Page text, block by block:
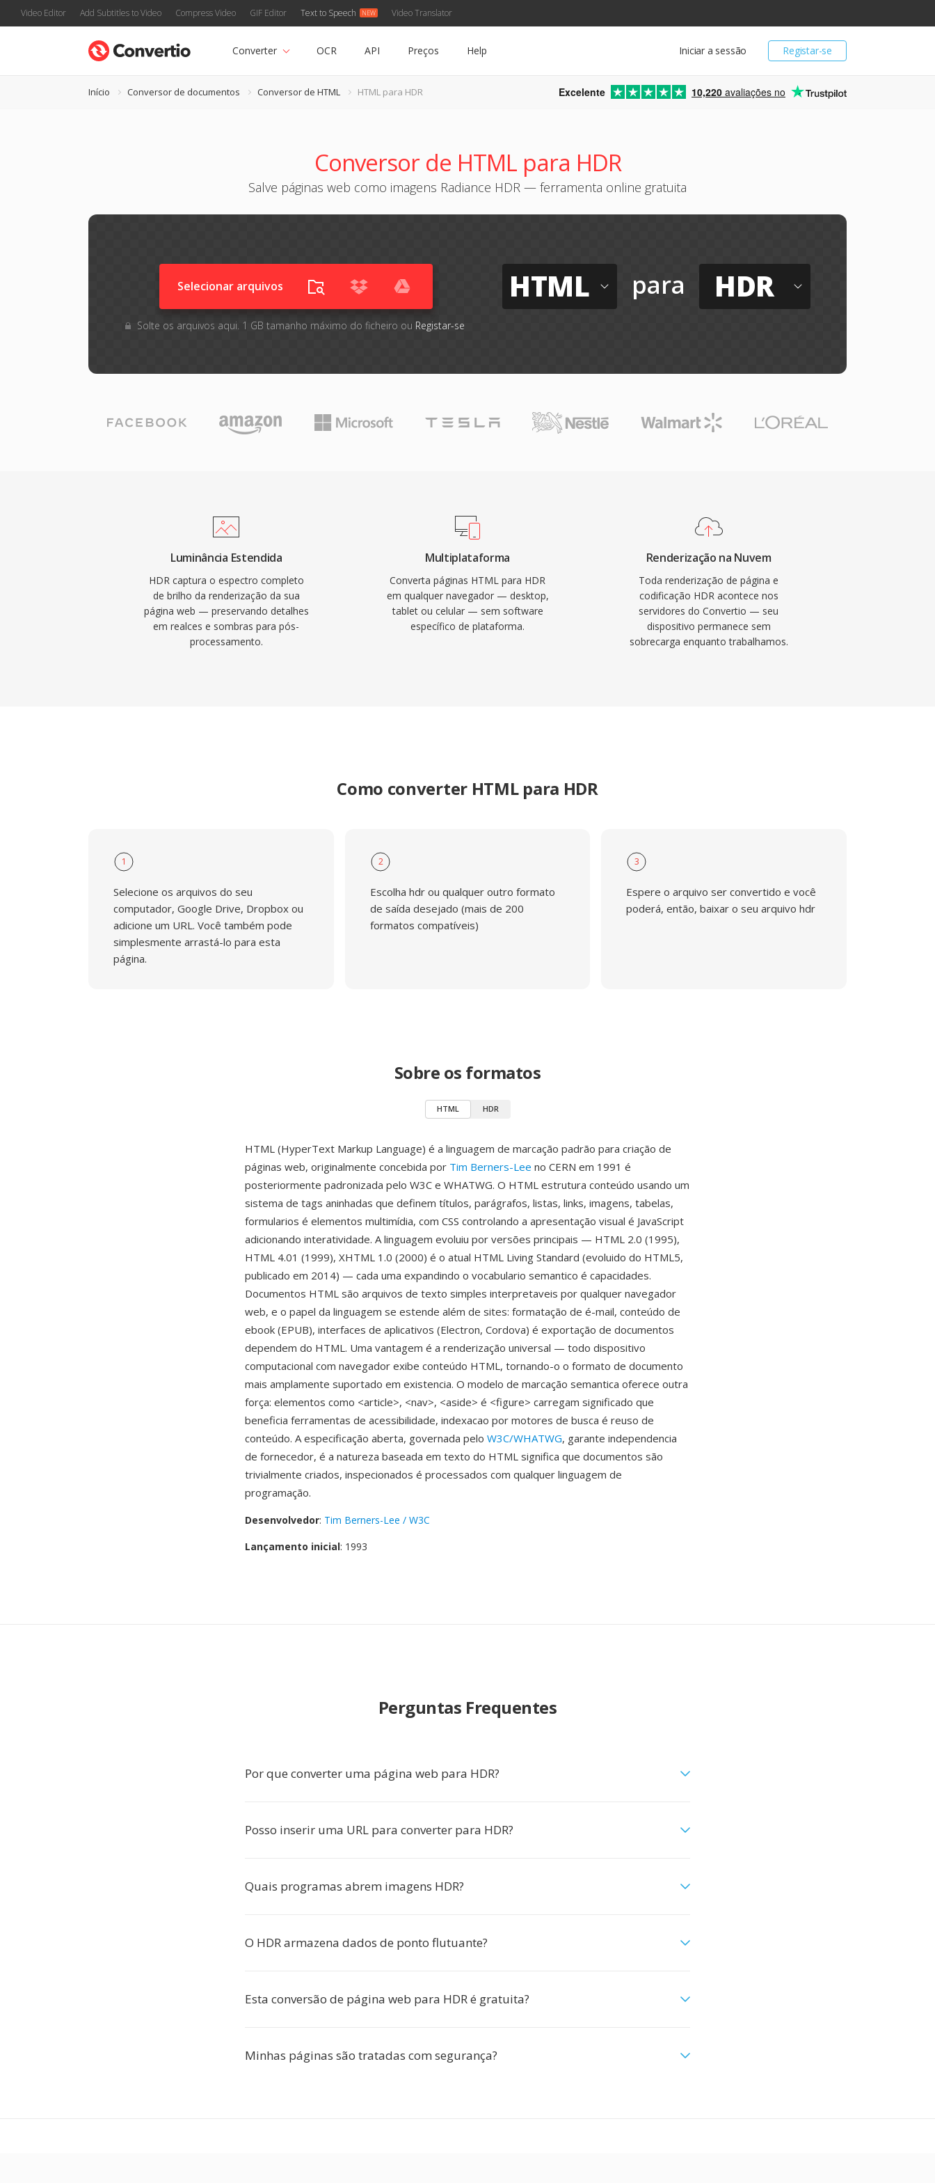
Video Editor Add Subtitles to Video Compress Video GIF Editor Text to Speech Video Translator
Registar-se
Iniciar a sessão
Converter OCR API Preços Help
Início Conversor de documentos Conversor de HTML HTML para HDR Excelente 10,220 avaliações no
Conversor de HTML para HDR
Salve páginas web como imagens Radiance HDR — ferramenta online gratuita
Selecionar arquivos
Solte os arquivos aqui. 1 GB tamanho máximo do ficheiro ou Registar-se
HTML para HDR
Luminância Estendida
HDR captura o espectro completo
de brilho da renderização da sua
página web — preservando detalhes
em realces e sombras para pós-
processamento.
Multiplataforma
Converta páginas HTML para HDR
em qualquer navegador — desktop,
tablet ou celular — sem software
específico de plataforma.
Renderização na Nuvem
Toda renderização de página e
codificação HDR acontece nos
servidores do Convertio — seu
dispositivo permanece sem
sobrecarga enquanto trabalhamos.
Como converter HTML para HDR
1
Selecione os arquivos do seu
computador, Google Drive, Dropbox ou
adicione um URL. Você também pode
simplesmente arrastá-lo para esta
página.
2
Escolha hdr ou qualquer outro formato
de saída desejado (mais de 200
formatos compatíveis)
3
Espere o arquivo ser convertido e você
poderá, então, baixar o seu arquivo hdr
Sobre os formatos
HTML HDR
HTML (HyperText Markup Language) é a linguagem de marcação padrão para criação de
páginas web, originalmente concebida por Tim Berners-Lee no CERN em 1991 é
posteriormente padronizada pelo W3C e WHATWG. O HTML estrutura conteúdo usando um
sistema de tags aninhadas que definem títulos, parágrafos, listas, links, imagens, tabelas,
formularios é elementos multimídia, com CSS controlando a apresentação visual é JavaScript
adicionando interatividade. A linguagem evoluiu por versões principais — HTML 2.0 (1995),
HTML 4.01 (1999), XHTML 1.0 (2000) é o atual HTML Living Standard (evoluido do HTML5,
publicado em 2014) — cada uma expandindo o vocabulario semantico é capacidades.
Documentos HTML são arquivos de texto simples interpretaveis por qualquer navegador
web, e o papel da linguagem se estende além de sites: formatação de é-mail, conteúdo de
ebook (EPUB), interfaces de aplicativos (Electron, Cordova) é exportação de documentos
dependem do HTML. Uma vantagem é a renderização universal — todo dispositivo
computacional com navegador exibe conteúdo HTML, tornando-o o formato de documento
mais amplamente suportado em existencia. O modelo de marcação semantica oferece outra
força: elementos como <article>, <nav>, <aside> é <figure> carregam significado que
beneficia ferramentas de acessibilidade, indexacao por motores de busca é reuso de
conteúdo. A especificação aberta, governada pelo W3C/WHATWG, garante independencia
de fornecedor, é a natureza baseada em texto do HTML significa que documentos são
trivialmente criados, inspecionados é processados com qualquer linguagem de
programação.
Desenvolvedor: Tim Berners-Lee / W3C
Lançamento inicial: 1993
Perguntas Frequentes
Por que converter uma página web para HDR?
Posso inserir uma URL para converter para HDR?
Quais programas abrem imagens HDR?
O HDR armazena dados de ponto flutuante?
Esta conversão de página web para HDR é gratuita?
Minhas páginas são tratadas com segurança?